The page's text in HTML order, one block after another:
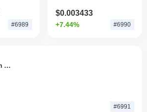
#6989
$0.003433
+7.44% #6990
American Airlines Group Tokenized Stock (Ondo)
#6991